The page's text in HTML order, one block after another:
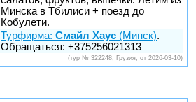
Минска в Тбилиси + поезд до
Кобулети.
Турфирма: Смайл Хаус (Минск).
Обращаться: +375256021313
(тур № 322248, Грузия, от 2026-03-10)